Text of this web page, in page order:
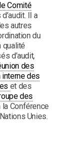
le Comité
Il a
autres
du
qualité
d’audit,
des
des
et des
des
Conférence
Unies.